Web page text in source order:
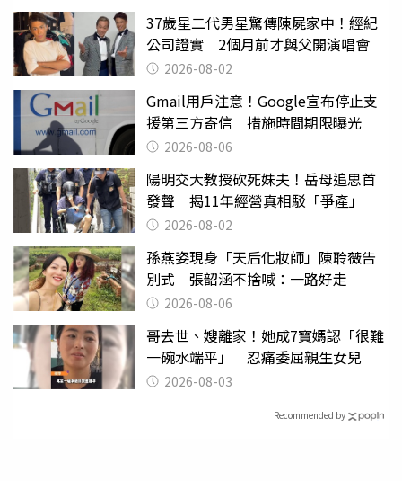
37歲星二代男星驚傳陳屍家中！經紀
公司證實 2個月前才與父開演唱會
2026-08-02
Gmail用戶注意！Google宣布停止支
援第三方寄信 措施時間期限曝光
2026-08-06
陽明交大教授砍死妹夫！岳母追思首
發聲 揭11年經營真相駁「爭產」
2026-08-02
孫燕姿現身「天后化妝師」陳聆薇告
別式 張韶涵不捨喊：一路好走
2026-08-06
哥去世、嫂離家！她成7寶媽認「很難
一碗水端平」 忍痛委屈親生女兒
2026-08-03
Recommended by